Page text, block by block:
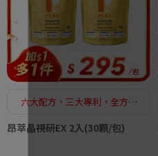
六大配方、三大專利，全方位
昂萃晶視研EX 2入(30顆/包)